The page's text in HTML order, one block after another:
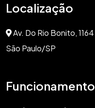
Localização
Av. Do Rio Bonito,
São Paulo/SP
Funcionamento